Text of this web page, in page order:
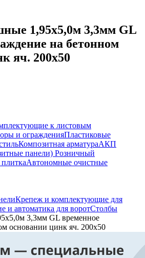
1,95х5,0м 3,3мм GL
на бетонном
яч. 200х50
к листовым
и огражденияПластиковые
Композитная арматураАКП
панели) Розничный
Автономные очистные
Крепеж и комплектующие для
и автоматика для воротСтолбы
3,3мм GL временное
основании цинк яч. 200х50